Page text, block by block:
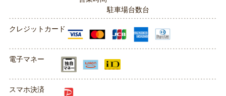
駐車場台数台
クレジットカード
電子マネー
スマホ決済